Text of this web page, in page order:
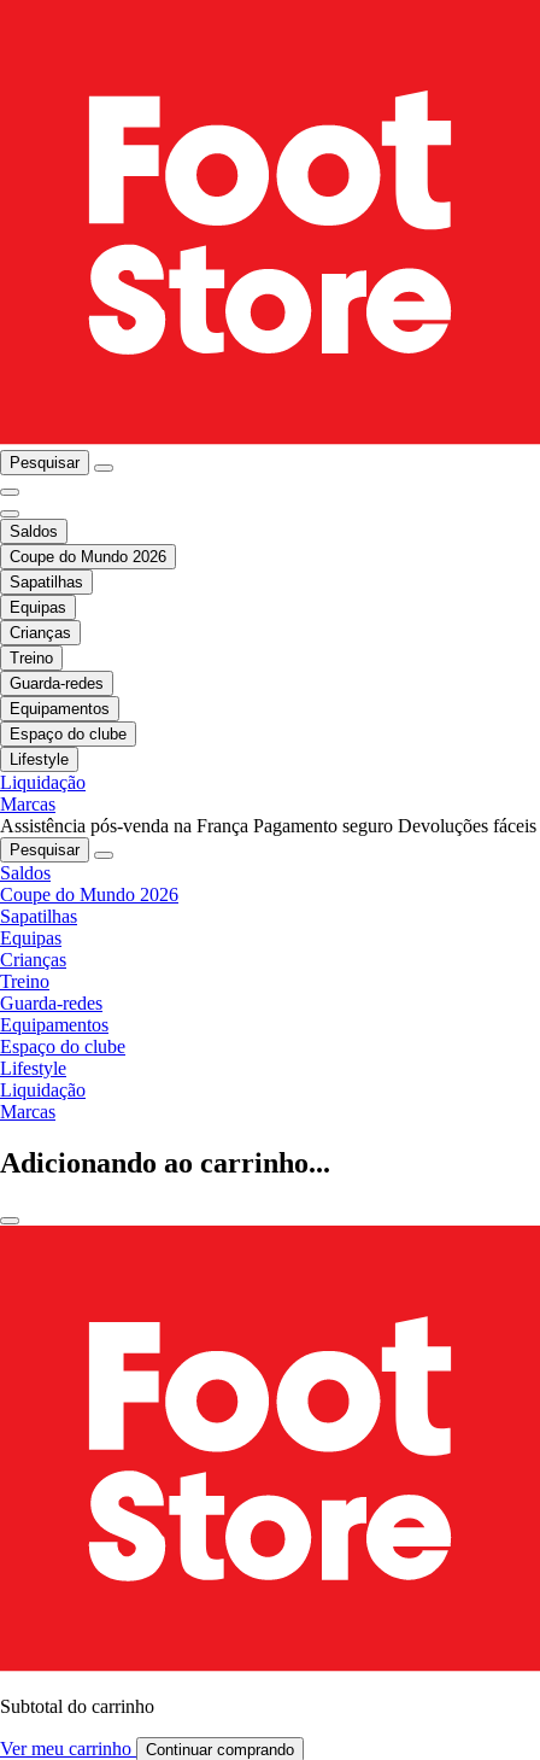
Pesquisar
Saldos
Coupe do Mundo 2026
Sapatilhas
Equipas
Crianças
Treino
Guarda-redes
Equipamentos
Espaço do clube
Lifestyle
Liquidação
Marcas
Assistência pós-venda na França Pagamento seguro Devoluções fáceis
Pesquisar
Saldos
Coupe do Mundo 2026
Sapatilhas
Equipas
Crianças
Treino
Guarda-redes
Equipamentos
Espaço do clube
Lifestyle
Liquidação
Marcas
Adicionando ao carrinho...
Subtotal do carrinho
Ver meu carrinho Continuar comprando